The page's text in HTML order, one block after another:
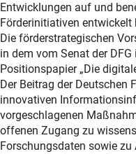
Entwicklungen auf und
Förderinitiativen
Die förderstrategischen
in dem vom Senat der
Positionspapier „Die
Der Beitrag der Deutschen
innovativen
vorgeschlagenen
offenen Zugang zu
Forschungsdaten sowie zu